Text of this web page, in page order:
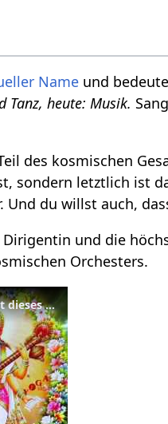
Name und
Tanz, heute: Musik.
des kosmischen
sondern letztlich ist
du willst auch,
und die
Orchesters.
Sangita - Bedeutung und Übersetzung aus dem Sanskrit dieses spirituellen Namens